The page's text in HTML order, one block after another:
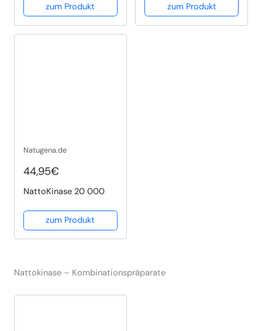
zum Produkt zum Produkt
Natugena.de
44,95€
NattoKinase 20 000
zum Produkt
Nattokinase – Kombinationspräparate